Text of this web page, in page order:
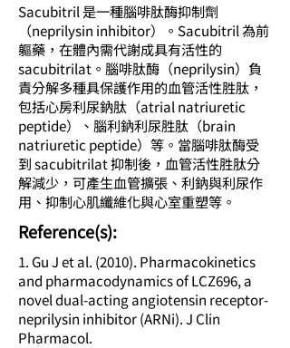
Sacubitril 是一種腦啡肽酶抑制劑
（neprilysin inhibitor）。Sacubitril 為前
軀藥，在體內需代謝成具有活性的
sacubitrilat。腦啡肽酶（neprilysin）負
責分解多種具保護作用的血管活性胜肽，
包括心房利尿鈉肽（atrial natriuretic
peptide）、腦利鈉利尿胜肽（brain
natriuretic peptide）等。當腦啡肽酶受
到 sacubitrilat 抑制後，血管活性胜肽分
解減少，可產生血管擴張、利鈉與利尿作
用、抑制心肌纖維化與心室重塑等。
​Reference(s):
1. Gu J et al. (2010). Pharmacokinetics
and pharmacodynamics of LCZ696, a
novel dual-acting angiotensin receptor-
neprilysin inhibitor (ARNi). J Clin
Pharmacol.